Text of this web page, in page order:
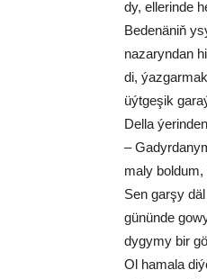
dy, el­le­rin­de
Be­de­nä­niň
na­za­ryn­dan
di,
üýt­ge­şik
Del­la
–
ma­ly
Sen gar­şy
gü­nün­de
dy­gy­my bir
Ol ha­ma­la